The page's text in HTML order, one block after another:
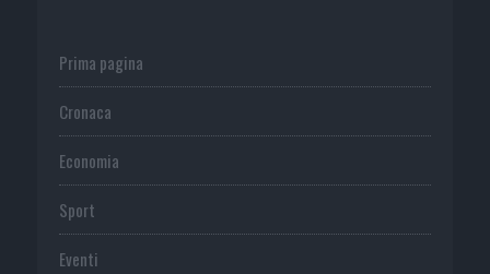
Prima pagina
Cronaca
Economia
Sport
Eventi